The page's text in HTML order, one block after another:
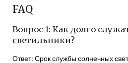
FAQ
Вопрос 1: Как долго
светильники?
Ответ: Срок службы солнечных